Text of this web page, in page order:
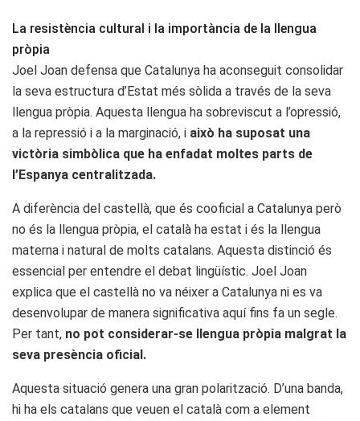
La resistència cultural i la importància de la llengua
pròpia
Joel Joan defensa que Catalunya ha aconseguit consolidar
la seva estructura d’Estat més sòlida a través de la seva
llengua pròpia. Aquesta llengua ha sobreviscut a l’opressió,
a la repressió i a la marginació, i això ha suposat una
victòria simbòlica que ha enfadat moltes parts de
l’Espanya centralitzada.
A diferència del castellà, que és cooficial a Catalunya però
no és la llengua pròpia, el català ha estat i és la llengua
materna i natural de molts catalans. Aquesta distinció és
essencial per entendre el debat lingüístic. Joel Joan
explica que el castellà no va néixer a Catalunya ni es va
desenvolupar de manera significativa aquí fins fa un segle.
Per tant, no pot considerar-se llengua pròpia malgrat la
seva presència oficial.
Aquesta situació genera una gran polarització. D’una banda,
hi ha els catalans que veuen el català com a element